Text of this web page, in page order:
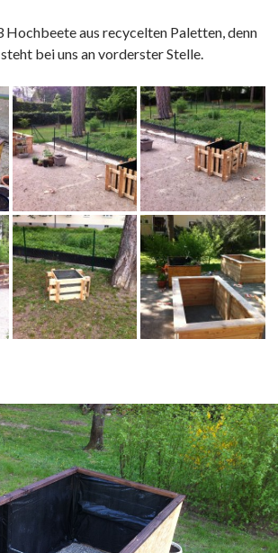
Hochbeete aus recycelten Paletten, denn
bei uns an vorderster Stelle.